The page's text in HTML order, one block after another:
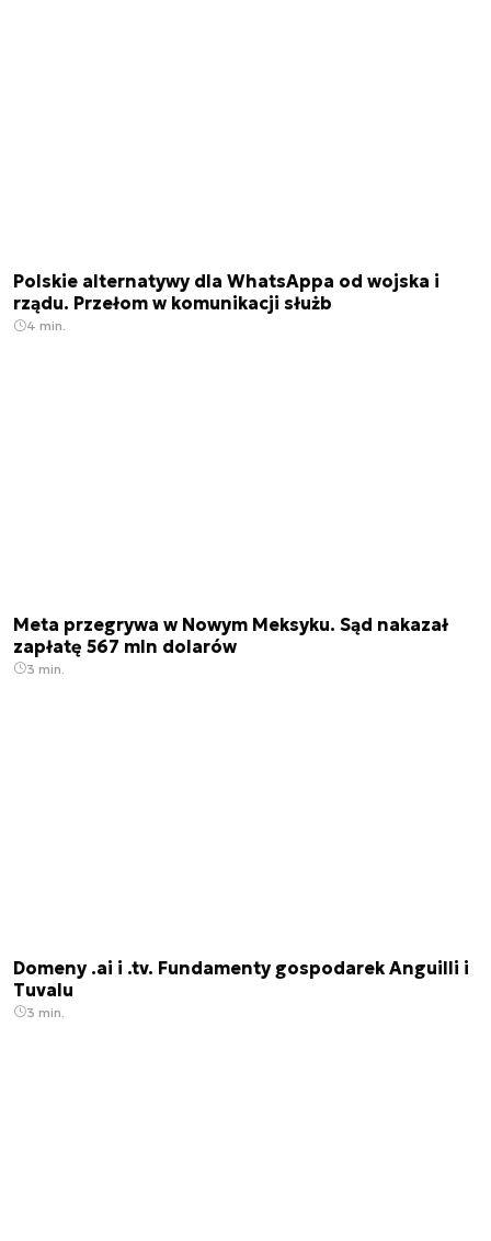
Polskie alternatywy dla WhatsAppa od wojska i
rządu. Przełom w komunikacji służb
4 min.
Meta przegrywa w Nowym Meksyku. Sąd nakazał
zapłatę 567 mln dolarów
3 min.
Domeny .ai i .tv. Fundamenty gospodarek Anguilli i
Tuvalu
3 min.